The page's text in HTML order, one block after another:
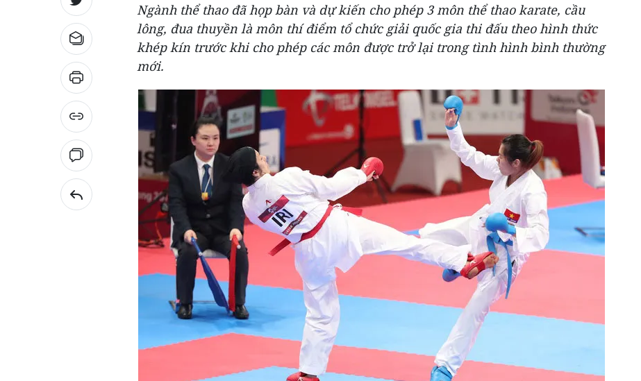
Ngành thể thao đã họp bàn và dự kiến cho phép 3 môn thể thao karate, cầu
lông, đua thuyền là môn thí điểm tổ chức giải quốc gia thi đấu theo hình thức
khép kín trước khi cho phép các môn được trở lại trong tình hình bình thường
mới.